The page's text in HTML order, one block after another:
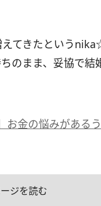
てきたという
のまま、妥協で結
お金の悩みがある
ジを読む